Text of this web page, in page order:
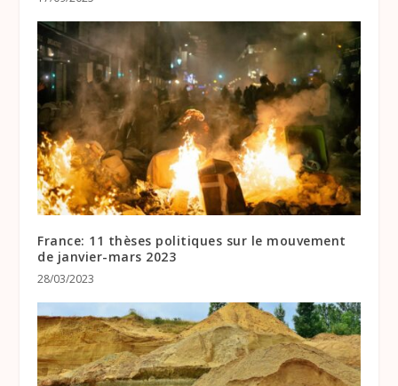
France: 11 thèses politiques sur le mouvement
de janvier-mars 2023
28/03/2023